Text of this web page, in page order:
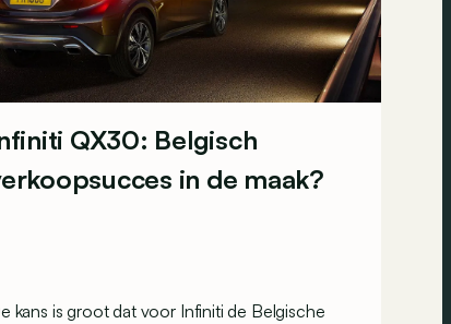
QX30: Belgisch
in de maak?
kans is groot dat voor Infiniti de Belgische